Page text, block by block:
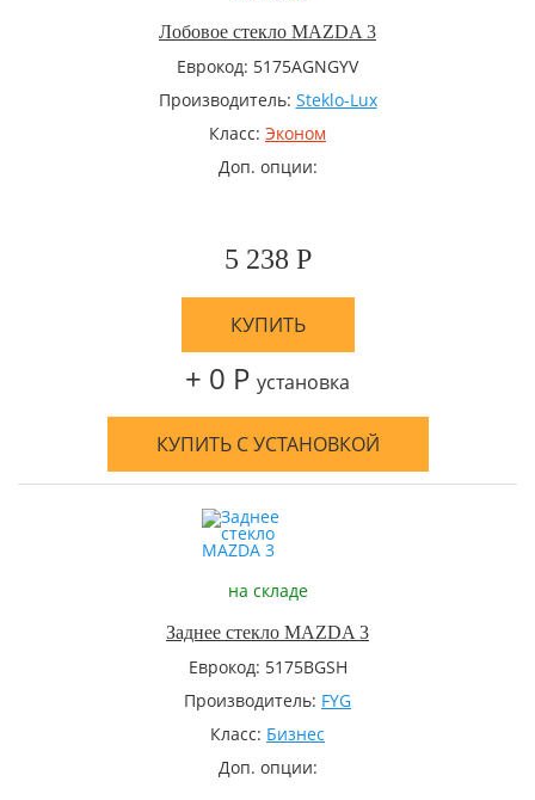
Лобовое стекло MAZDA 3
Еврокод: 5175AGNGYV
Производитель: Steklo-Lux
Класс: Эконом
Доп. опции:
5 238 Р
КУПИТЬ
+ 0 Р установка
КУПИТЬ С УСТАНОВКОЙ
на складе
Заднее стекло MAZDA 3
Еврокод: 5175BGSH
Производитель: FYG
Класс: Бизнес
Доп. опции: